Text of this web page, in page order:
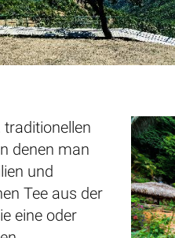
denen man
und
Tee aus der
eine oder